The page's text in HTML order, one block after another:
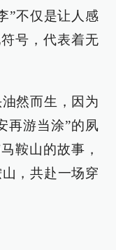
”不仅是让人感
号，代表着无
然而生，因为
再游当涂”的夙
鞍山的故事，
，共赴一场穿